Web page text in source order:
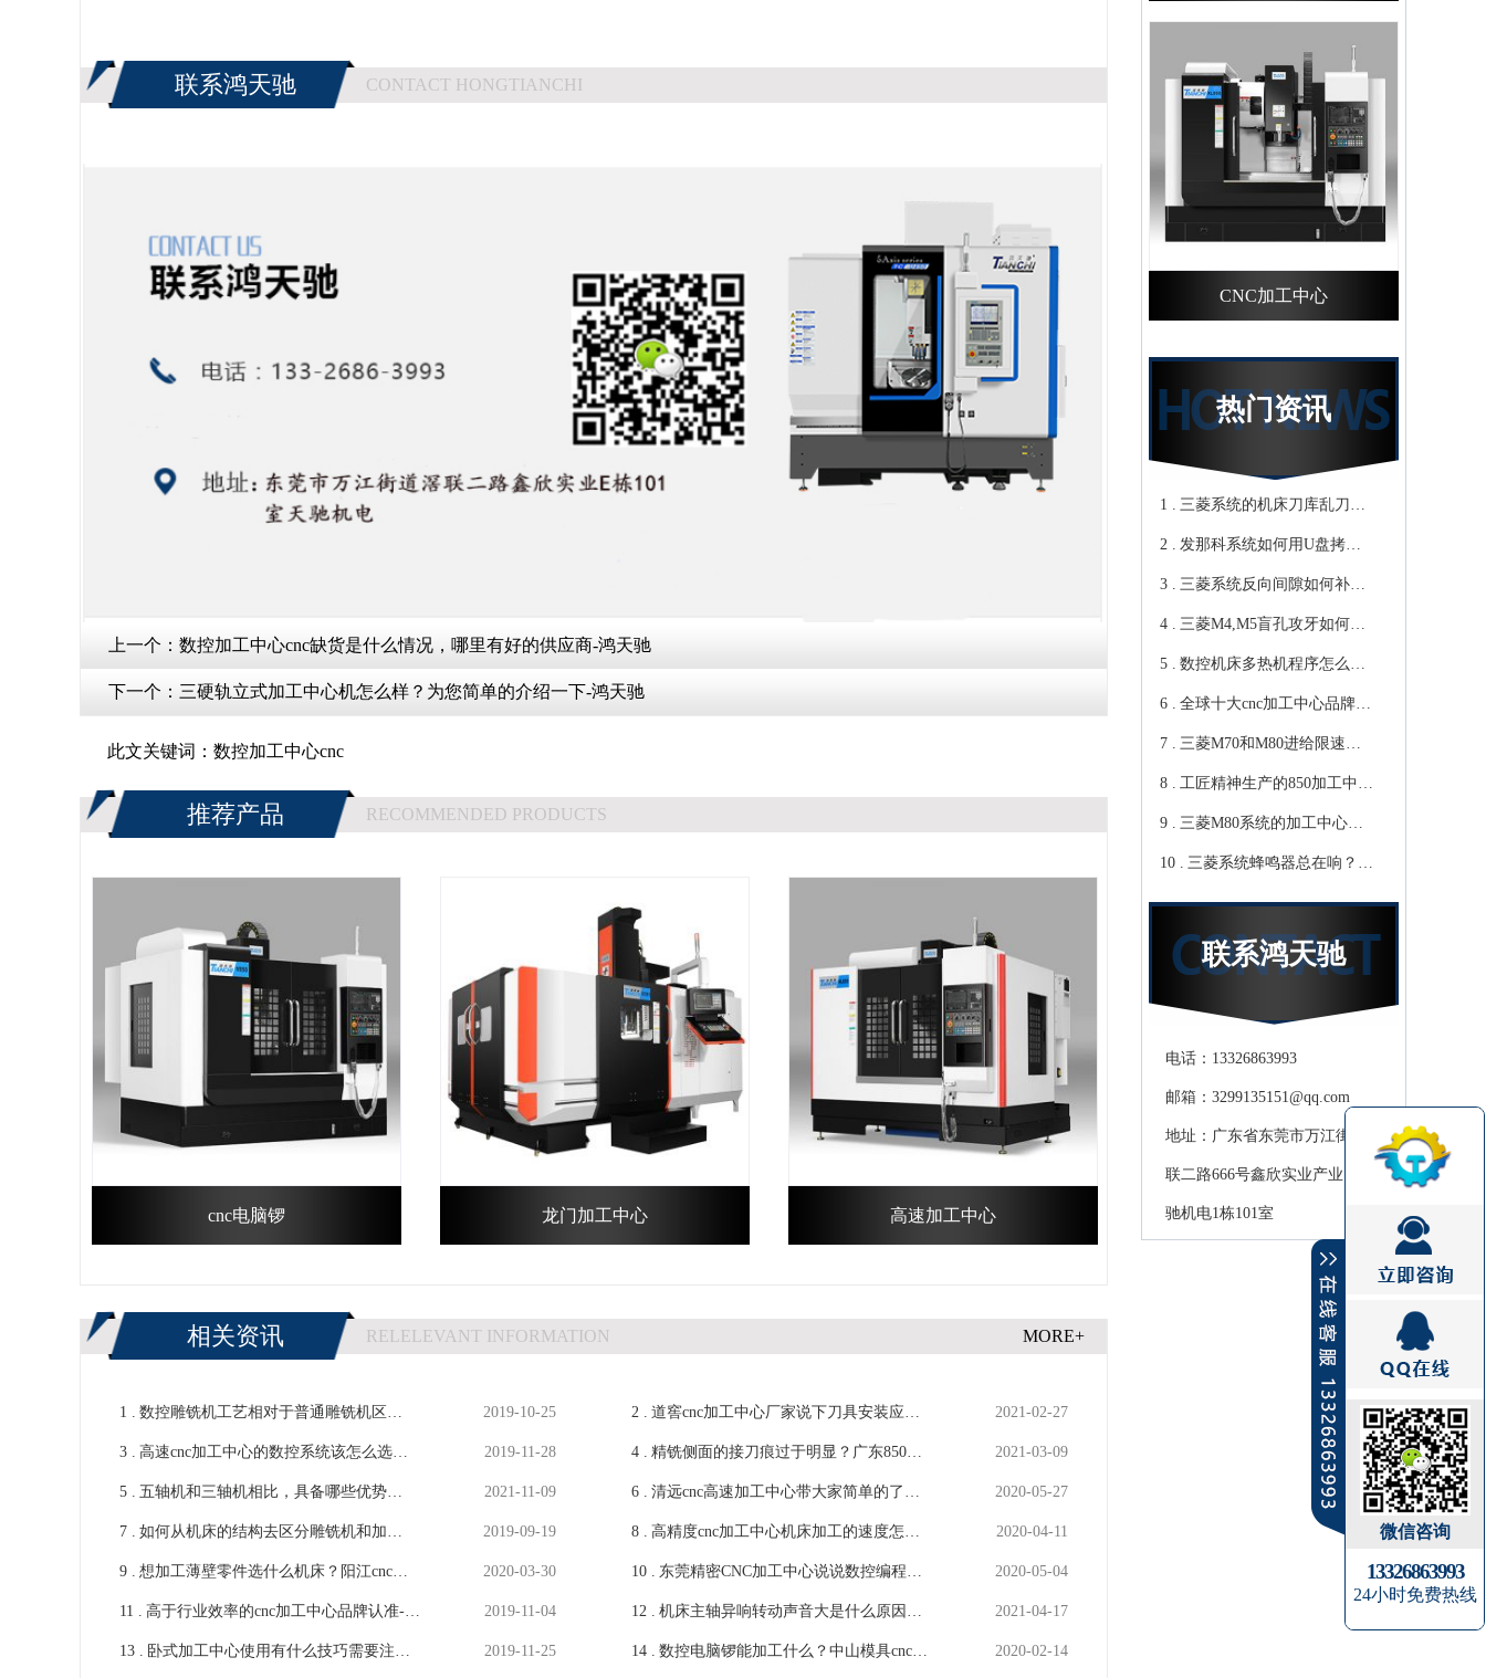
联系鸿天驰 CONTACT HONGTIANCHI
上一个： 数控加工中心cnc缺货是什么情况，哪里有好的供应商-鸿天驰
下一个： 三硬轨立式加工中心机怎么样？为您简单的介绍一下-鸿天驰
此文关键词： 数控加工中心cnc
推荐产品 RECOMMENDED PRODUCTS
cnc电脑锣 龙门加工中心 高速加工中心
相关资讯 RELELEVANT INFORMATION MORE+
1 . 数控雕铣机工艺相对于普通雕铣机区别
在哪里？-【鸿天驰】
2019-10-25 2 . 道窖cnc加工中心厂家说下刀具安装应该
注意的小知识-【鸿天驰】
2021-02-27
3 . 高速cnc加工中心的数控系统该怎么选择
比较合适-【鸿天驰】
2019-11-28 4 . 精铣侧面的接刀痕过于明显？广东850加
工中心厂家提出建议-鸿天驰
2021-03-09
5 . 五轴机和三轴机相比，具备哪些优势？
CNC数控机床厂家看法-鸿天驰
2021-11-09 6 . 清远cnc高速加工中心带大家简单的了解
一下线轨机床-【鸿天驰】
2020-05-27
7 . 如何从机床的结构去区分雕铣机和加工
中心，雕铣机厂家告诉您-[鸿天驰]
2019-09-19 8 . 高精度cnc加工中心机床加工的速度怎么
样？-【鸿天驰】
2020-04-11
9 . 想加工薄壁零件选什么机床？阳江cnc加
工中心厂家解析-【鸿天驰】
2020-03-30 10 . 东莞精密CNC加工中心说说数控编程工
件装夹注意事项-【鸿天驰】
2020-05-04
11 . 高于行业效率的cnc加工中心品牌认准-
【鸿天驰】
2019-11-04 12 . 机床主轴异响转动声音大是什么原因，
数控精雕机厂家解析-鸿天驰
2021-04-17
13 . 卧式加工中心使用有什么技巧需要注意- 2019-11-25 14 . 数控电脑锣能加工什么？中山模具cnc加 2020-02-14
CNC加工中心
热门资讯
1 . 三菱系统的机床刀库乱刀，
CNC加工中心厂家教你轻松
归零-鸿天驰
2 . 发那科系统如何用U盘拷贝
加工程序？cnc立式加工中心
教你-鸿天驰
3 . 三菱系统反向间隙如何补
偿，数控cnc加工中心厂家来
教你-鸿天驰
4 . 三菱M4,M5盲孔攻牙如何设
转速和进给？高速cnc加工中
心教你-鸿天驰
5 . 数控机床多热机程序怎么
写？Cnc雕铣机厂家教你-鸿
天驰
6 . 全球十大cnc加工中心品牌，
你知道那些？-【鸿天驰】
7 . 三菱M70和M80进给限速该
修改哪个参数?鸿天驰高速
CNC机床厂家教你
8 . 工匠精神生产的850加工中
心,精度可达0.01mm 就选-
[鸿天驰]
9 . 三菱M80系统的加工中心无
程序报警怎么处理，CNC雕
铣机厂家教你
10 . 三菱系统蜂鸣器总在响？鸿
天驰850加工中心厂家教你关
掉它联系鸿天驰
电话：13326863993
邮箱：3299135151@qq.com
地址：广东省东莞市万江街道滘
联二路666号鑫欣实业产业园天
驰机电1栋101室
微信咨询
13326863993
24小时免费热线